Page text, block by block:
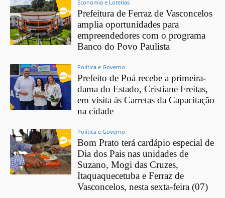
Economia e Loterias
Prefeitura de Ferraz de Vasconcelos
amplia oportunidades para
empreendedores com o programa
Banco do Povo Paulista
Política e Governo
Prefeito de Poá recebe a primeira-
dama do Estado, Cristiane Freitas,
em visita às Carretas da Capacitação
na cidade
Política e Governo
Bom Prato terá cardápio especial de
Dia dos Pais nas unidades de
Suzano, Mogi das Cruzes,
Itaquaquecetuba e Ferraz de
Vasconcelos, nesta sexta-feira (07)